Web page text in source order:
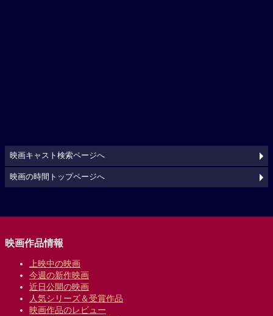
映画キャスト検索ページへ
映画の時間トップページへ
映画作品情報
上映中の映画
今週の新作映画
近日公開の映画
人気シリーズ＆受賞作品
映画作品のレビュー